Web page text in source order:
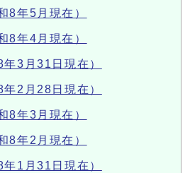
8年5月現在）
8年4月現在）
3月31日現在）
2月28日現在）
8年3月現在）
8年2月現在）
1月31日現在）